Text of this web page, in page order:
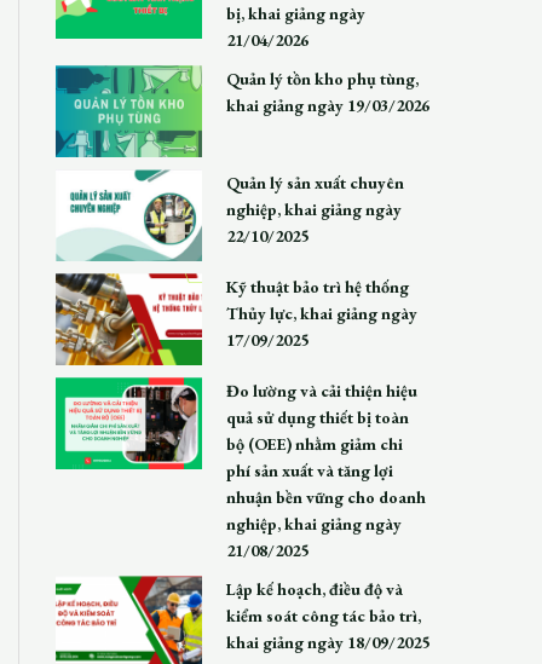
bị, khai giảng ngày
21/04/2026
Quản lý tồn kho phụ tùng,
khai giảng ngày 19/03/2026
Quản lý sản xuất chuyên
nghiệp, khai giảng ngày
22/10/2025
Kỹ thuật bảo trì hệ thống
Thủy lực, khai giảng ngày
17/09/2025
Đo lường và cải thiện hiệu
quả sử dụng thiết bị toàn
bộ (OEE) nhằm giảm chi
phí sản xuất và tăng lợi
nhuận bền vững cho doanh
nghiệp, khai giảng ngày
21/08/2025
Lập kế hoạch, điều độ và
kiểm soát công tác bảo trì,
khai giảng ngày 18/09/2025